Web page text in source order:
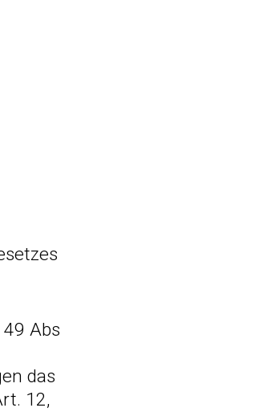
Abs
das
12,